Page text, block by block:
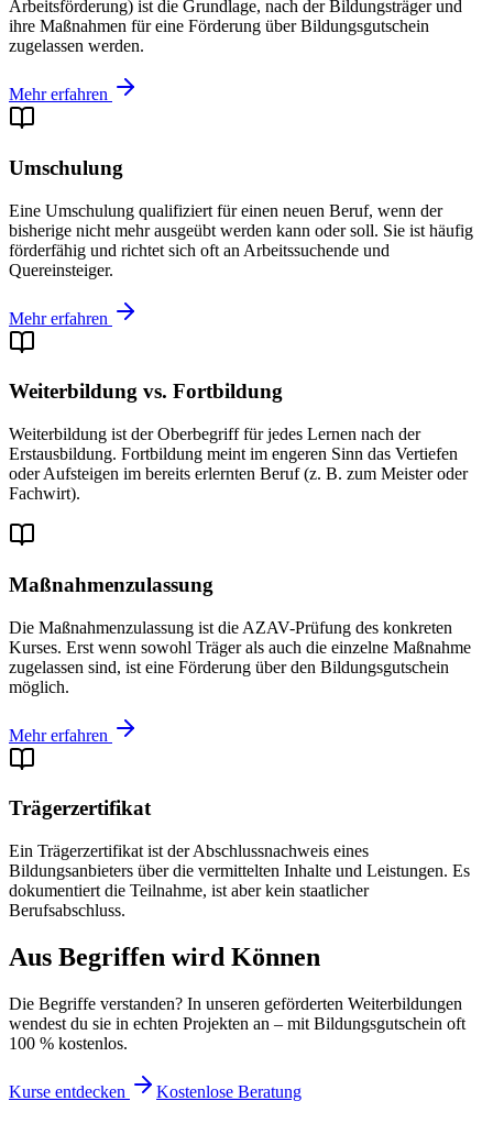
Arbeitsförderung) ist die Grundlage, nach der Bildungsträger und
ihre Maßnahmen für eine Förderung über Bildungsgutschein
zugelassen werden.
Mehr erfahren
Umschulung
Eine Umschulung qualifiziert für einen neuen Beruf, wenn der
bisherige nicht mehr ausgeübt werden kann oder soll. Sie ist häufig
förderfähig und richtet sich oft an Arbeitssuchende und
Quereinsteiger.
Mehr erfahren
Weiterbildung vs. Fortbildung
Weiterbildung ist der Oberbegriff für jedes Lernen nach der
Erstausbildung. Fortbildung meint im engeren Sinn das Vertiefen
oder Aufsteigen im bereits erlernten Beruf (z. B. zum Meister oder
Fachwirt).
Maßnahmenzulassung
Die Maßnahmenzulassung ist die AZAV-Prüfung des konkreten
Kurses. Erst wenn sowohl Träger als auch die einzelne Maßnahme
zugelassen sind, ist eine Förderung über den Bildungsgutschein
möglich.
Mehr erfahren
Trägerzertifikat
Ein Trägerzertifikat ist der Abschlussnachweis eines
Bildungsanbieters über die vermittelten Inhalte und Leistungen. Es
dokumentiert die Teilnahme, ist aber kein staatlicher
Berufsabschluss.
Aus Begriffen wird Können
Die Begriffe verstanden? In unseren geförderten Weiterbildungen
wendest du sie in echten Projekten an – mit Bildungsgutschein oft
100 % kostenlos.
Kurse entdecken Kostenlose Beratung